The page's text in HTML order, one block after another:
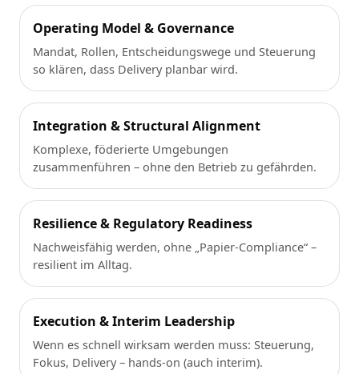
Operating Model & Governance
Mandat, Rollen, Entscheidungswege und Steuerung
so klären, dass Delivery planbar wird.
Integration & Structural Alignment
Komplexe, föderierte Umgebungen
zusammenführen – ohne den Betrieb zu gefährden.
Resilience & Regulatory Readiness
Nachweisfähig werden, ohne „Papier-Compliance“ –
resilient im Alltag.
Execution & Interim Leadership
Wenn es schnell wirksam werden muss: Steuerung,
Fokus, Delivery – hands-on (auch interim).